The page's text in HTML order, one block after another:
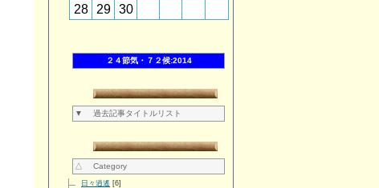
２４節気・７２候:2014
▼ 過去記事タイトルリスト
△ Category
日々逍遙 [6]